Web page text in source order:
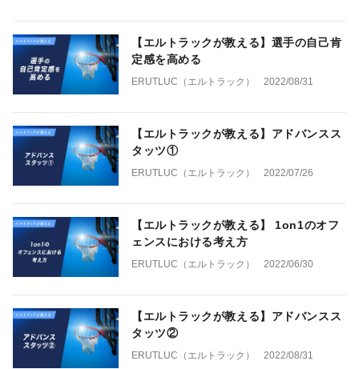
【エルトラックが教える】選手の自己肯
定感を高める
ERUTLUC（エルトラック） 2022/08/31
【エルトラックが教える】アドバンスス
タッツ①
ERUTLUC（エルトラック） 2022/07/26
【エルトラックが教える】 1on1のオフ
ェンスにおける考え方
ERUTLUC（エルトラック） 2022/06/30
【エルトラックが教える】アドバンスス
タッツ②
ERUTLUC（エルトラック） 2022/08/31